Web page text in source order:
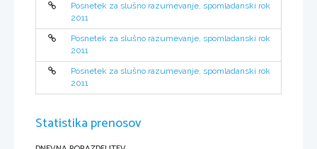
Posnetek za slušno razumevanje, spomladanski rok
2011
Posnetek za slušno razumevanje, spomladanski rok
2011
Posnetek za slušno razumevanje, spomladanski rok
2011
Statistika prenosov